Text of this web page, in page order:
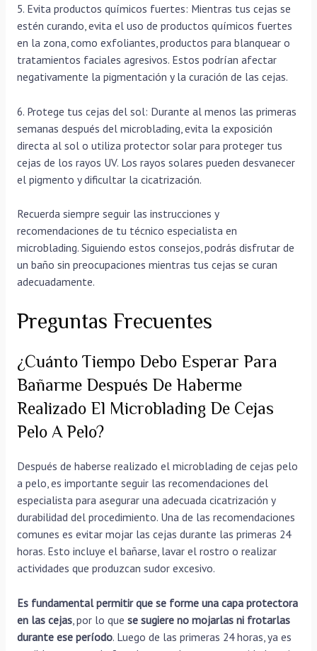
5. Evita productos químicos fuertes: Mientras tus cejas se
estén curando, evita el uso de productos químicos fuertes
en la zona, como exfoliantes, productos para blanquear o
tratamientos faciales agresivos. Estos podrían afectar
negativamente la pigmentación y la curación de las cejas.
6. Protege tus cejas del sol: Durante al menos las primeras
semanas después del microblading, evita la exposición
directa al sol o utiliza protector solar para proteger tus
cejas de los rayos UV. Los rayos solares pueden desvanecer
el pigmento y dificultar la cicatrización.
Recuerda siempre seguir las instrucciones y
recomendaciones de tu técnico especialista en
microblading. Siguiendo estos consejos, podrás disfrutar de
un baño sin preocupaciones mientras tus cejas se curan
adecuadamente.
Preguntas Frecuentes
¿Cuánto Tiempo Debo Esperar Para
Bañarme Después De Haberme
Realizado El Microblading De Cejas
Pelo A Pelo?
Después de haberse realizado el microblading de cejas pelo
a pelo, es importante seguir las recomendaciones del
especialista para asegurar una adecuada cicatrización y
durabilidad del procedimiento. Una de las recomendaciones
comunes es evitar mojar las cejas durante las primeras 24
horas. Esto incluye el bañarse, lavar el rostro o realizar
actividades que produzcan sudor excesivo.
Es fundamental permitir que se forme una capa protectora
en las cejas, por lo que se sugiere no mojarlas ni frotarlas
durante ese período. Luego de las primeras 24 horas, ya es